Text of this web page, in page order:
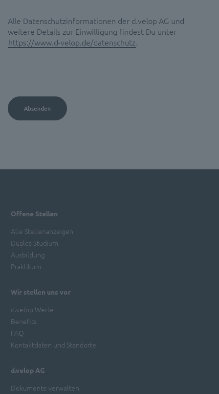
Alle Datenschutzinformationen der d.velop AG und
weitere Details zur Einwilligung findest Du unter
https://www.d-velop.de/datenschutz.
Offene Stellen
Alle Stellenanzeigen
Duales Studium
Ausbildung
Praktikum
Wir stellen uns vor
d.velop Werte
Benefits
FAQ
Kontaktdaten und Standorte
d.velop AG
Dokumente verwalten